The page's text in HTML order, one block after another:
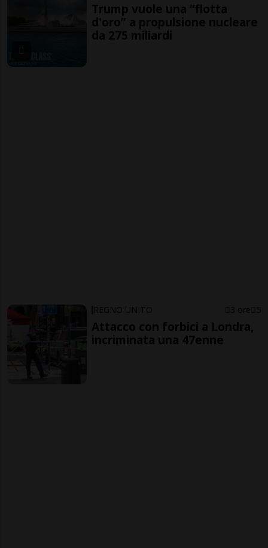
Trump vuole una “flotta
d'oro” a propulsione nucleare
da 275 miliardi
REGNO UNITO 3 ore 5
Attacco con forbici a Londra,
incriminata una 47enne